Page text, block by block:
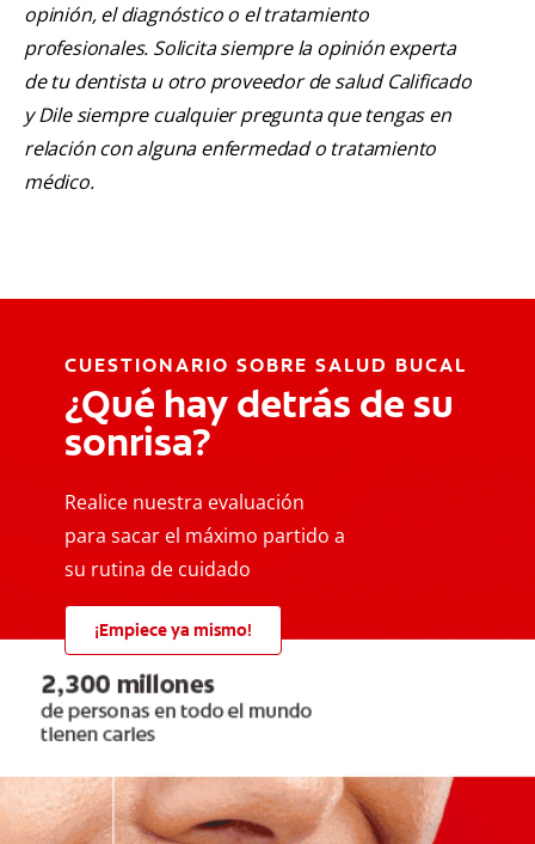
opinión, el diagnóstico o el tratamiento
profesionales. Solicita siempre la opinión experta
de tu dentista u otro proveedor de salud Calificado
y Dile siempre cualquier pregunta que tengas en
relación con alguna enfermedad o tratamiento
médico.
CUESTIONARIO SOBRE SALUD BUCAL
¿Qué hay detrás de su
sonrisa?
Realice nuestra evaluación
para sacar el máximo partido a
su rutina de cuidado
¡Empiece ya mismo!